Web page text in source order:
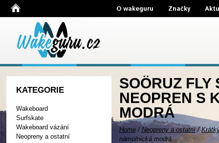
O wakeguru Značky
KATEGORIE
Wakeboard
Surfskate
Wakeboard vázání
Neopreny a ostatní
SOÖRUZ FLY
NEOPREN S
MODRÁ
Home/ Neopreny a ostatní/
námořnická modrá